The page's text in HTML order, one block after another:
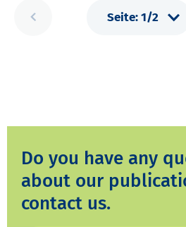
Do you have any
about our
contact us.